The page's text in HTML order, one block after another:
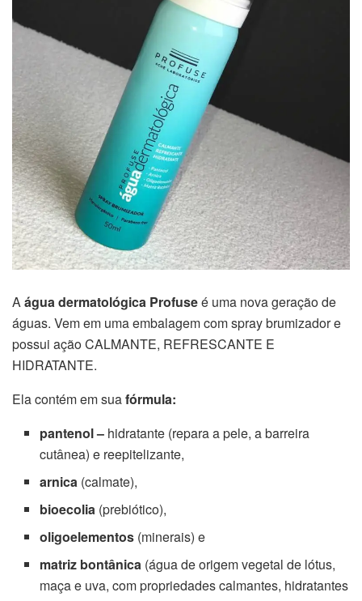
Aágua dermatológica Profuseé uma nova geração de
águas. Vem em uma embalagem com spray brumizador e
possui ação CALMANTE, REFRESCANTE E
HIDRATANTE.
Ela contém em suafórmula:
pantenol – hidratante (repara a pele, a barreira
cutânea) e reepitelizante,
arnica (calmate),
bioecolia (prebiótico),
oligoelementos (minerais) e
matriz bontânica (água de origem vegetal de lótus,
maça e uva, com propriedades calmantes, hidratantes